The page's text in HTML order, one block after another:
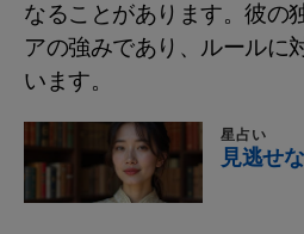
なることがあります。彼の
アの強みであり、ルールに
います。
星占い
見逃せ